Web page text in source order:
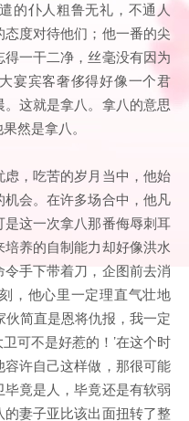
的仆人粗鲁无礼，不通人
度对待他们；他一番的尖
一干二净，丝毫没有因为
宴宾客奢侈得好像一个君
这就是拿八。拿八的意思
然是拿八。
，吃苦的岁月当中，他始
会。在许多场合中，他凡
这一次拿八那番侮辱刺耳
养的自制能力却好像洪水
手下带着刀，企图前去消
，他心里一定理直气壮地
伙简直是恩将仇报，我一定
可不是好惹的！’在这个时
许自己这样做，那很可能
竟是人，毕竟还是有软弱
妻子亚比该出面扭转了整